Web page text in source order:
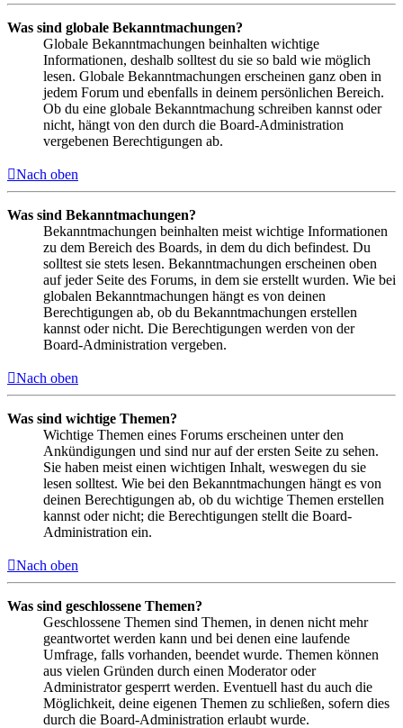
Was sind globale Bekanntmachungen?
Globale Bekanntmachungen beinhalten wichtige
Informationen, deshalb solltest du sie so bald wie möglich
lesen. Globale Bekanntmachungen erscheinen ganz oben in
jedem Forum und ebenfalls in deinem persönlichen Bereich.
Ob du eine globale Bekanntmachung schreiben kannst oder
nicht, hängt von den durch die Board-Administration
vergebenen Berechtigungen ab.
Nach oben
Was sind Bekanntmachungen?
Bekanntmachungen beinhalten meist wichtige Informationen
zu dem Bereich des Boards, in dem du dich befindest. Du
solltest sie stets lesen. Bekanntmachungen erscheinen oben
auf jeder Seite des Forums, in dem sie erstellt wurden. Wie bei
globalen Bekanntmachungen hängt es von deinen
Berechtigungen ab, ob du Bekanntmachungen erstellen
kannst oder nicht. Die Berechtigungen werden von der
Board-Administration vergeben.
Nach oben
Was sind wichtige Themen?
Wichtige Themen eines Forums erscheinen unter den
Ankündigungen und sind nur auf der ersten Seite zu sehen.
Sie haben meist einen wichtigen Inhalt, weswegen du sie
lesen solltest. Wie bei den Bekanntmachungen hängt es von
deinen Berechtigungen ab, ob du wichtige Themen erstellen
kannst oder nicht; die Berechtigungen stellt die Board-
Administration ein.
Nach oben
Was sind geschlossene Themen?
Geschlossene Themen sind Themen, in denen nicht mehr
geantwortet werden kann und bei denen eine laufende
Umfrage, falls vorhanden, beendet wurde. Themen können
aus vielen Gründen durch einen Moderator oder
Administrator gesperrt werden. Eventuell hast du auch die
Möglichkeit, deine eigenen Themen zu schließen, sofern dies
durch die Board-Administration erlaubt wurde.